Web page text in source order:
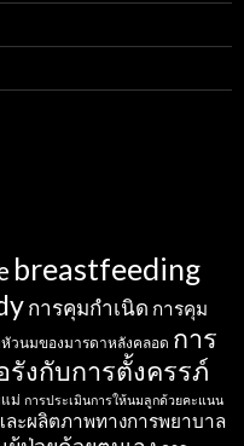
breastfeeding
การคุมกำเนิด การคุม
วนมของมารดาหลังคลอด การ
รังกับการตั้งครรภ์
แม่ การประเมินการให้นมลูกด้วยคะแนน
ะผลิตภาพทางการพยาบาล